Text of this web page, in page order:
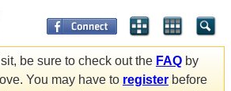
be sure to check out the FAQ by
You may have to register before